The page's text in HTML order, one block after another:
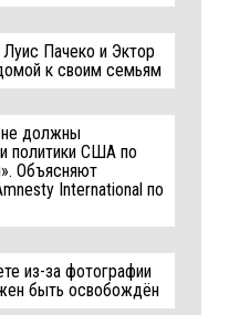
Луис Пачеко и Эктор
к своим семьям
не должны
политики США по
Объясняют
International по
из-за фотографии
быть освобождён